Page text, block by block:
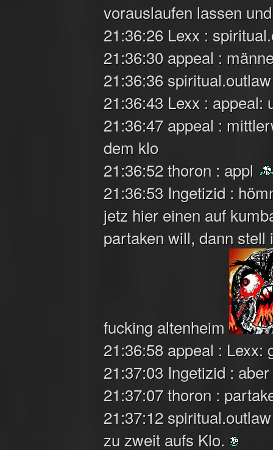
vorauslaufen lassen
21:36:26 Lexx :
21:36:30 appeal :
21:36:36
21:36:43 Lexx :
21:36:47 appeal :
dem klo
21:36:52 thoron : appl
21:36:53 Ingetizid :
jetz hier einen auf
partaken will, dann
fucking altenheim
21:36:58 appeal : Lexx:
21:37:03 Ingetizid :
21:37:07 thoron :
21:37:12
zu zweit aufs Klo.